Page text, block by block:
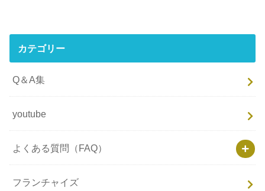
カテゴリー
Q＆A集
youtube
よくある質問（FAQ）
フランチャイズ